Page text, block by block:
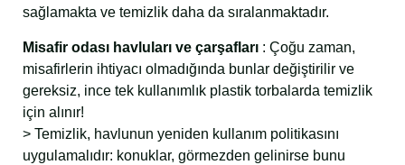
sağlamakta ve temizlik daha da sıralanmaktadır.
Misafir odası havluları ve çarşafları : Çoğu zaman,
misafirlerin ihtiyacı olmadığında bunlar değiştirilir ve
gereksiz, ince tek kullanımlık plastik torbalarda temizlik
için alınır!
> Temizlik, havlunun yeniden kullanım politikasını
uygulamalıdır: konuklar, görmezden gelinirse bunu